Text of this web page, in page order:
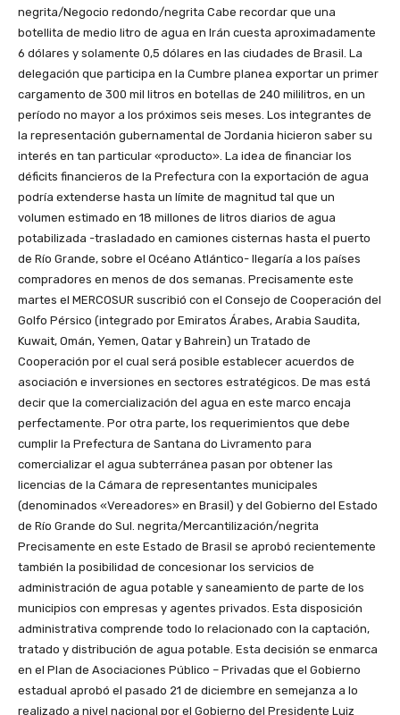
negrita/Negocio redondo/negrita Cabe recordar que una
botellita de medio litro de agua en Irán cuesta aproximadamente
6 dólares y solamente 0,5 dólares en las ciudades de Brasil. La
delegación que participa en la Cumbre planea exportar un primer
cargamento de 300 mil litros en botellas de 240 mililitros, en un
período no mayor a los próximos seis meses. Los integrantes de
la representación gubernamental de Jordania hicieron saber su
interés en tan particular «producto». La idea de financiar los
déficits financieros de la Prefectura con la exportación de agua
podría extenderse hasta un límite de magnitud tal que un
volumen estimado en 18 millones de litros diarios de agua
potabilizada -trasladado en camiones cisternas hasta el puerto
de Río Grande, sobre el Océano Atlántico- llegaría a los países
compradores en menos de dos semanas. Precisamente este
martes el MERCOSUR suscribió con el Consejo de Cooperación del
Golfo Pérsico (integrado por Emiratos Árabes, Arabia Saudita,
Kuwait, Omán, Yemen, Qatar y Bahrein) un Tratado de
Cooperación por el cual será posible establecer acuerdos de
asociación e inversiones en sectores estratégicos. De mas está
decir que la comercialización del agua en este marco encaja
perfectamente. Por otra parte, los requerimientos que debe
cumplir la Prefectura de Santana do Livramento para
comercializar el agua subterránea pasan por obtener las
licencias de la Cámara de representantes municipales
(denominados «Vereadores» en Brasil) y del Gobierno del Estado
de Río Grande do Sul. negrita/Mercantilización/negrita
Precisamente en este Estado de Brasil se aprobó recientemente
también la posibilidad de concesionar los servicios de
administración de agua potable y saneamiento de parte de los
municipios con empresas y agentes privados. Esta disposición
administrativa comprende todo lo relacionado con la captación,
tratado y distribución de agua potable. Esta decisión se enmarca
en el Plan de Asociaciones Público – Privadas que el Gobierno
estadual aprobó el pasado 21 de diciembre en semejanza a lo
realizado a nivel nacional por el Gobierno del Presidente Luiz